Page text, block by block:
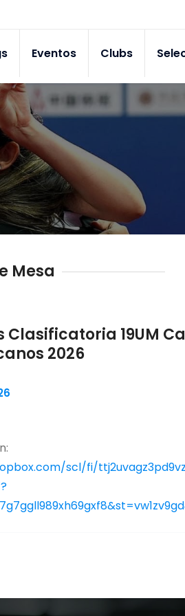
Eventos Clubs
Mesa
Clasificatoria 19UM
2026
scl/fi/